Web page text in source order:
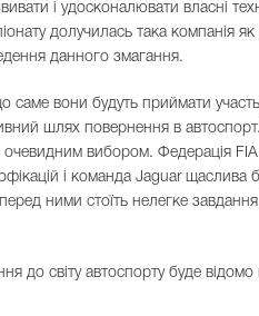
і удосконалювати власні
долучилась така компанія
данного змагання.
вони будуть приймати
шлях повернення в автоспорт.
вибором. Федерація
і команда Jaguar щаслива
ними стоїть нелегке
до світу автоспорту буде відомо